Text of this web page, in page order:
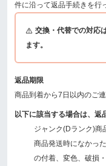
件に沿って返品手続きを行
交換・代替での対応
ます。
返品期限
商品到着から7日以内のご
以下に該当する場合は、返
ジャンク(Dランク)商
商品発送時になかっ
の付着、変色、破損